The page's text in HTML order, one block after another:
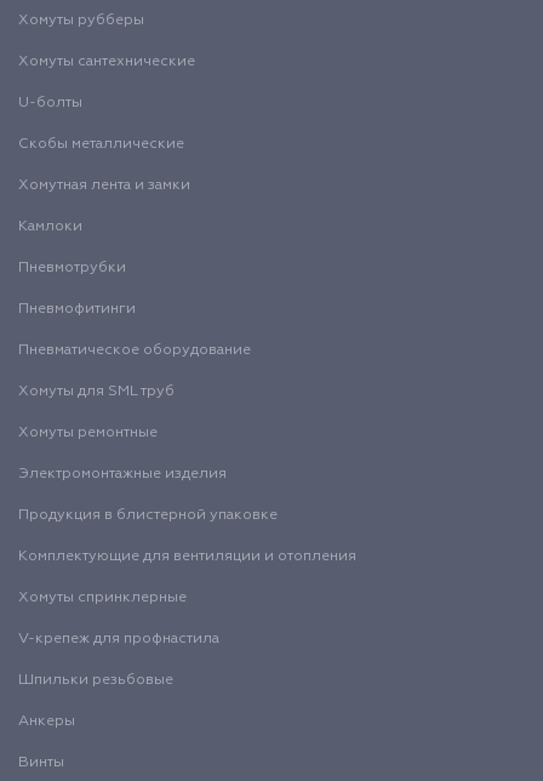
Хомуты рубберы
Хомуты сантехнические
U-болты
Скобы металлические
Хомутная лента и замки
Камлоки
Пневмотрубки
Пневмофитинги
Пневматическое оборудование
Хомуты для SML труб
Хомуты ремонтные
Электромонтажные изделия
Продукция в блистерной упаковке
Комплектующие для вентиляции и отопления
Хомуты спринклерные
V-крепеж для профнастила
Шпильки резьбовые
Анкеры
Винты